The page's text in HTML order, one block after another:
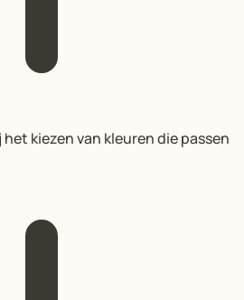
kiezen van kleuren die passen